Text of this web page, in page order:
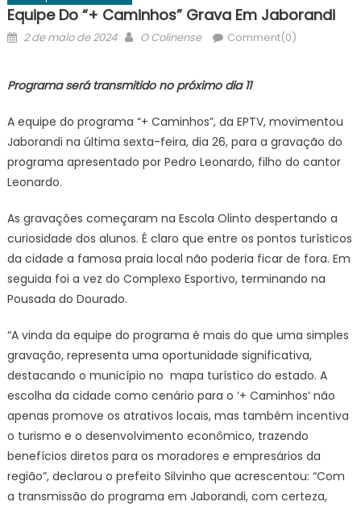
Equipe Do “+ Caminhos” Grava Em Jaborandi
Posted
2 de maio de 2024 Author
O Colinense Comment(0)
Programa será transmitido no próximo dia 11
A equipe do programa “+ Caminhos”, da EPTV, movimentou
Jaborandi na última sexta-feira, dia 26, para a gravação do
programa apresentado por Pedro Leonardo, filho do cantor
Leonardo.
As gravações começaram na Escola Olinto despertando a
curiosidade dos alunos. É claro que entre os pontos turísticos
da cidade a famosa praia local não poderia ficar de fora. Em
seguida foi a vez do Complexo Esportivo, terminando na
Pousada do Dourado.
“A vinda da equipe do programa é mais do que uma simples
gravação, representa uma oportunidade significativa,
destacando o município no mapa turístico do estado. A
escolha da cidade como cenário para o ‘+ Caminhos’ não
apenas promove os atrativos locais, mas também incentiva
o turismo e o desenvolvimento econômico, trazendo
benefícios diretos para os moradores e empresários da
região”, declarou o prefeito Silvinho que acrescentou: “Com
a transmissão do programa em Jaborandi, com certeza,